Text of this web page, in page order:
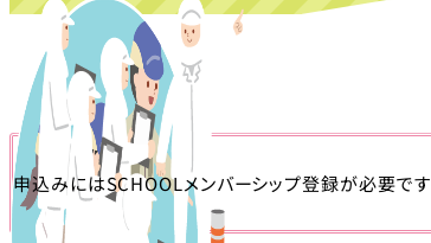
申込みにはSCHOOLメンバーシップ登録が必要です